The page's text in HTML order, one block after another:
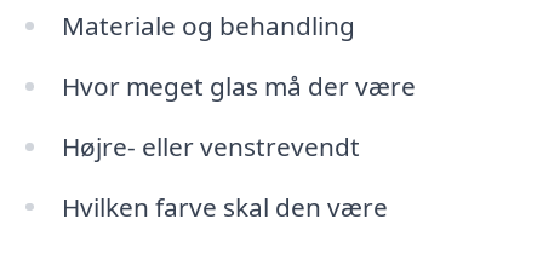
Materiale og behandling
Hvor meget glas må der være
Højre- eller venstrevendt
Hvilken farve skal den være